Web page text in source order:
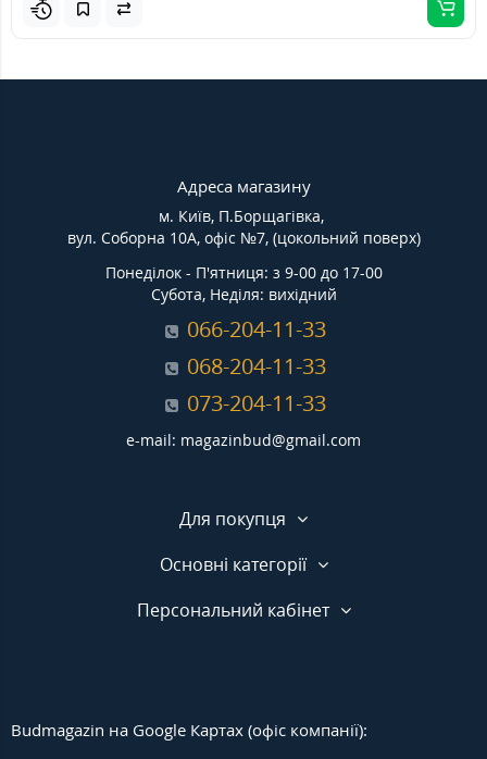
Адреса магазину
м. Київ, П.Борщагівка,
вул. Соборна 10А, офіс №7, (цокольний поверх)
Понеділок - П'ятниця: з 9-00 до 17-00
Субота, Неділя: вихідний
066-204-11-33
068-204-11-33
073-204-11-33
e-mail: magazinbud@gmail.com
Для покупця
Основні категорії
Персональний кабінет
Budmagazin на Google Картах (офіс компанії):